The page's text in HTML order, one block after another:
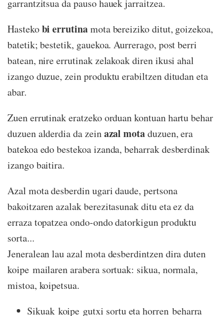
garrantzitsua da pauso hauek jarraitzea.
Hastekobi errutinamota bereiziko ditut, goizekoa,
batetik; bestetik, gauekoa. Aurrerago, post berri
batean, nire errutinak zelakoak diren ikusi ahal
izango duzue, zein produktu erabiltzen ditudan eta
abar.
Zuen errutinak eratzeko orduan kontuan hartu behar
duzuen alderdia da zeinazal motaduzuen, era
batekoa edo bestekoa izanda, beharrak desberdinak
izango baitira.
Azal mota desberdin ugari daude, pertsona
bakoitzaren azalak berezitasunak ditu eta ez da
erraza topatzea ondo-ondo datorkigun produktu
sorta...
Jeneralean lau azal mota desberdintzen dira duten
koipe mailaren arabera sortuak: sikua, normala,
mistoa, koipetsua.
Sikuak koipe gutxi sortu eta horren beharra